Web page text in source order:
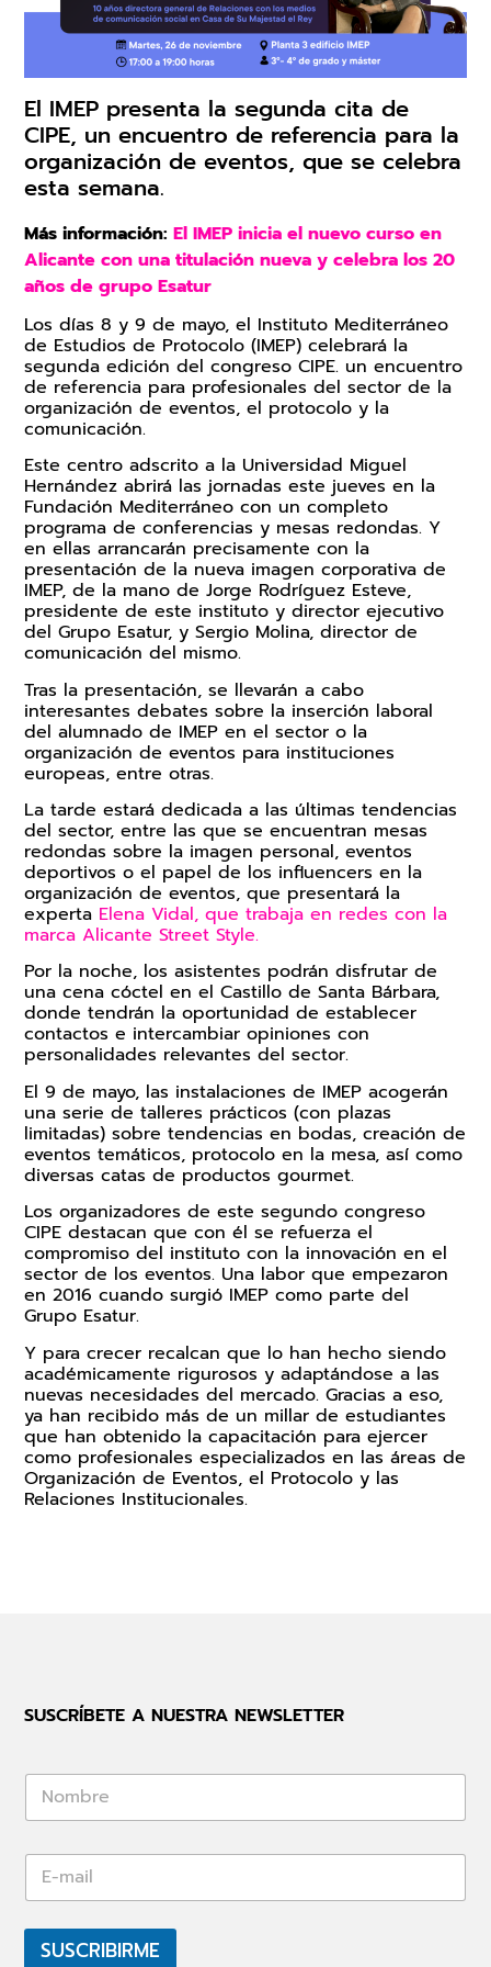
Trabaja en IMEP
Claustro Docente
Calidad y Medio Ambiente
El IMEP presenta la segunda cita de
CIPE, un encuentro de referencia para la
organización de eventos, que se celebra
esta semana.
Más información:El IMEP inicia el nuevo curso en
Alicante con una titulación nueva y celebra los 20
años de grupo Esatur
Los días 8 y 9 de mayo, el Instituto Mediterráneo
de Estudios de Protocolo (IMEP) celebrará la
segunda edición del congreso CIPE. un encuentro
de referencia para profesionales del sector de la
organización de eventos, el protocolo y la
comunicación.
Este centro adscrito a la Universidad Miguel
Hernández abrirá las jornadas este jueves en la
Fundación Mediterráneo con un completo
programa de conferencias y mesas redondas. Y
en ellas arrancarán precisamente con la
presentación de la nueva imagen corporativa de
IMEP, de la mano de Jorge Rodríguez Esteve,
presidente de este instituto y director ejecutivo
del Grupo Esatur, y Sergio Molina, director de
comunicación del mismo.
Tras la presentación, se llevarán a cabo
interesantes debates sobre la inserción laboral
del alumnado de IMEP en el sector o la
organización de eventos para instituciones
europeas, entre otras.
La tarde estará dedicada a las últimas tendencias
del sector, entre las que se encuentran mesas
redondas sobre la imagen personal, eventos
deportivos o el papel de los influencers en la
organización de eventos, que presentará la
experta Elena Vidal, que trabaja en redes con la
marca Alicante Street Style.
Por la noche, los asistentes podrán disfrutar de
una cena cóctel en el Castillo de Santa Bárbara,
donde tendrán la oportunidad de establecer
contactos e intercambiar opiniones con
personalidades relevantes del sector.
El 9 de mayo, las instalaciones de IMEP acogerán
una serie de talleres prácticos (con plazas
limitadas) sobre tendencias en bodas, creación de
eventos temáticos, protocolo en la mesa, así como
diversas catas de productos gourmet.
Los organizadores de este segundo congreso
CIPE destacan que con él se refuerza el
compromiso del instituto con la innovación en el
sector de los eventos. Una labor que empezaron
en 2016 cuando surgió IMEP como parte del
Grupo Esatur.
Y para crecer recalcan que lo han hecho siendo
académicamente rigurosos y adaptándose a las
nuevas necesidades del mercado. Gracias a eso,
ya han recibido más de un millar de estudiantes
que han obtenido la capacitación para ejercer
como profesionales especializados en las áreas de
Organización de Eventos, el Protocolo y las
Relaciones Institucionales.
SUSCRÍBETE A NUESTRA NEWSLETTER
*
E
m
a
SUSCRIBIRME